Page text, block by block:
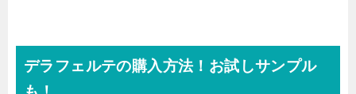
デラフェルテの購入方法！お試しサンプル